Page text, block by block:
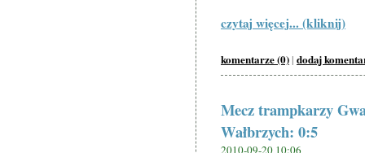
czytaj więcej... (kliknij)
komentarze (0) | dodaj
Mecz trampkarzy
Wałbrzych: 0:5
2010-09-20 10:06